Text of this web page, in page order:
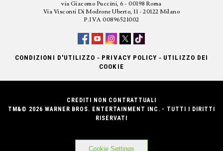
via Giacomo Puccini, 6 - 00198 Roma
Via Visconti Di Modrone Uberto, 11 - 20122 Milano
P.IVA 00896521002
CONDIZIONI D'UTILIZZO - PRIVACY POLICY - UTILIZZO DEI
COOKIE
CREDITI NON CONTRATTUALI
TM&© 2026 WARNER BROS. ENTERTAINMENT INC. - TUTTI I DIRITTI
RISERVATI
Cookie Settings